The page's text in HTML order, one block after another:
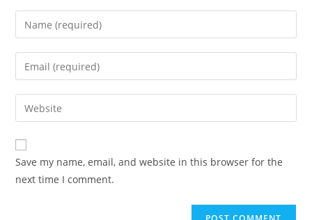
Enter
your
name
comment
Enter
your
email
address
comment
Enter
your
website
URL
(optional)
Save my name, email, and website in this browser for the
next time I comment.